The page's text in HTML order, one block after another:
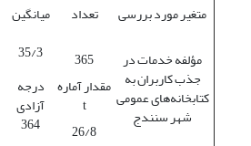
متغیر مورد بررسی تعداد میانگین
مؤلفه خدمات در
جذب کاربران به
کتابخانه‌های عمومی
شهر سنندج
365
35/3
مقدار آماره
t
درجه
آزادی
26/8
364